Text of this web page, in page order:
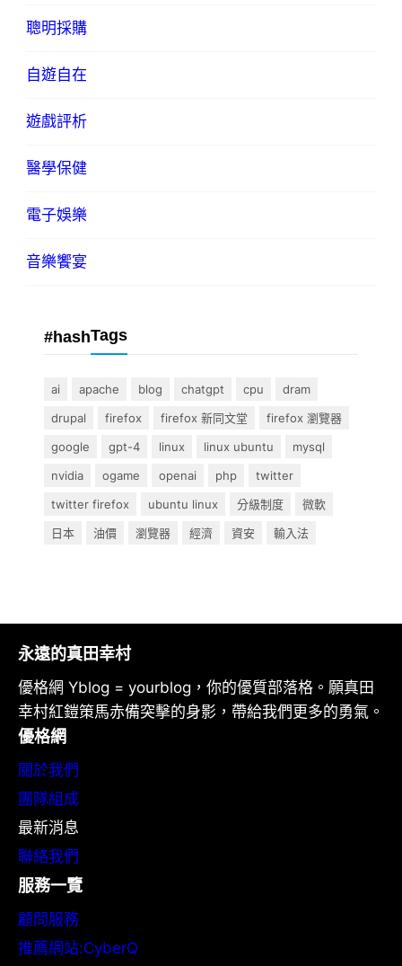
聰明採購
自遊自在
遊戲評析
醫學保健
電子娛樂
音樂饗宴
#hashTags
ai apache blog chatgpt cpu
dram
drupal
firefox firefox 新同文堂
firefox 瀏覽器
google
gpt-4 linux linux ubuntu
mysql
nvidia
ogame openai php
twitter
twitter firefox
ubuntu linux 分級制度
微軟
日本
油價 瀏覽器 經濟 資安 輸入法
永遠的真田幸村
優格網 Yblog = yourblog，你的優質部落格。願真田
幸村紅鎧策馬赤備突擊的身影，帶給我們更多的勇氣。
優格網
關於我們
團隊組成
最新消息
聯絡我們
服務一覽
顧問服務
推薦網站:CyberQ